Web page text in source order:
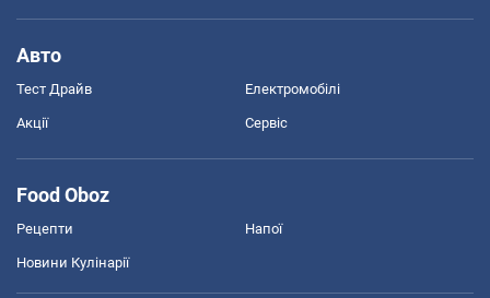
Авто
Тест Драйв Електромобілі
Акції Сервіс
Food Oboz
Рецепти Напої
Новини Кулінарії